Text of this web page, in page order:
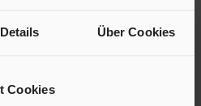
Details Über Cookies
Cookies
Line, 4er-Set
und kratzfest. Ideal für
Wohnmobil oder Vorzelt.